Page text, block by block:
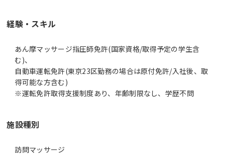
経験・スキル
あん摩マッサージ指圧師免許(国家資格/取得予定の学生含
む)、
自動車運転免許(東京23区勤務の場合は原付免許/入社後、取
得可能な方含む)
※運転免許取得支援制度あり、年齢制限なし、学歴不問
施設種別
訪問マッサージ